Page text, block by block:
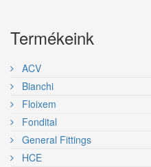
Termékeink
ACV
Bianchi
Floixem
Fondital
General Fittings
HCE